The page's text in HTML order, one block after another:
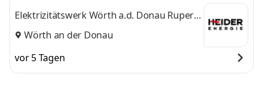
Elektrizitätswerk Wörth a.d. Donau Rupert
Heider GmbH & Co. KG
Wörth an der Donau
vor 5 Tagen